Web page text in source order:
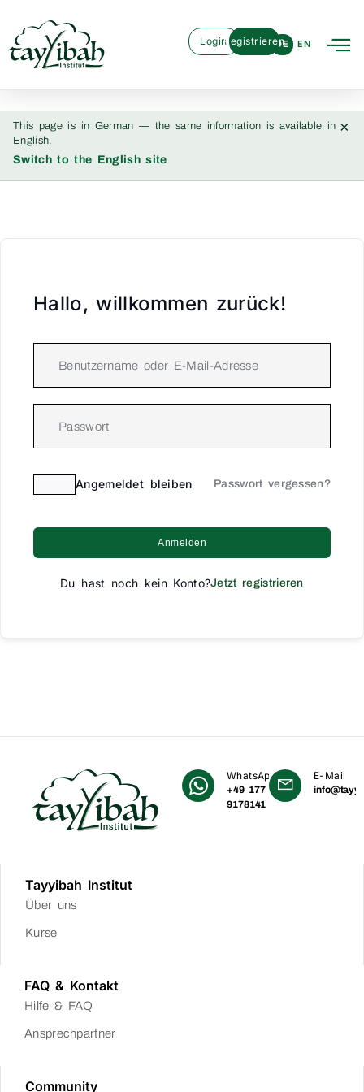
DE EN
LoginRegistrieren
This page is in German — the same information is available in
English.
Switch to the English site
×
Hallo, willkommen zurück!
Angemeldet bleiben Passwort vergessen?
Anmelden
Du hast noch kein Konto?Jetzt registrieren
WhatsApp
+49 177
9178141
E-Mail
Tayyibah Institut
Über uns
Kurse
FAQ & Kontakt
Hilfe & FAQ
Ansprechpartner
Community